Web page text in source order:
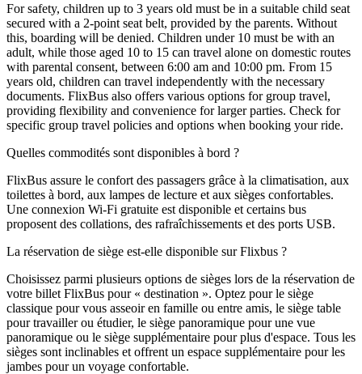
For safety, children up to 3 years old must be in a suitable child seat
secured with a 2-point seat belt, provided by the parents. Without
this, boarding will be denied. Children under 10 must be with an
adult, while those aged 10 to 15 can travel alone on domestic routes
with parental consent, between 6:00 am and 10:00 pm. From 15
years old, children can travel independently with the necessary
documents. FlixBus also offers various options for group travel,
providing flexibility and convenience for larger parties. Check for
specific group travel policies and options when booking your ride.
Quelles commodités sont disponibles à bord ?
FlixBus assure le confort des passagers grâce à la climatisation, aux
toilettes à bord, aux lampes de lecture et aux sièges confortables.
Une connexion Wi-Fi gratuite est disponible et certains bus
proposent des collations, des rafraîchissements et des ports USB.
La réservation de siège est-elle disponible sur Flixbus ?
Choisissez parmi plusieurs options de sièges lors de la réservation de
votre billet FlixBus pour « destination ». Optez pour le siège
classique pour vous asseoir en famille ou entre amis, le siège table
pour travailler ou étudier, le siège panoramique pour une vue
panoramique ou le siège supplémentaire pour plus d'espace. Tous les
sièges sont inclinables et offrent un espace supplémentaire pour les
jambes pour un voyage confortable.